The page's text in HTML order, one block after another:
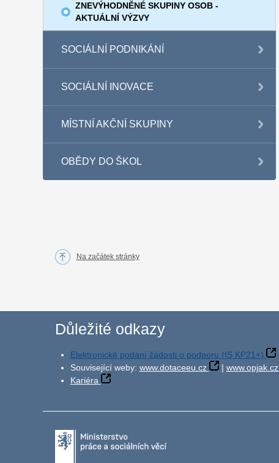
ZNEVÝHODNĚNÉ SKUPINY OSOB -
AKTUÁLNÍ VÝZVY
SOCIÁLNÍ PODNIKÁNÍ
SOCIÁLNÍ INOVACE
MÍSTNÍ AKČNÍ SKUPINY
OBĚDY DO ŠKOL
Na začátek stránky
Důležité odkazy
Elektronické podání žádosti o podporu (IS KP21+)
Související weby: www.dotaceeu.cz | www.opjak.cz
Kariéra